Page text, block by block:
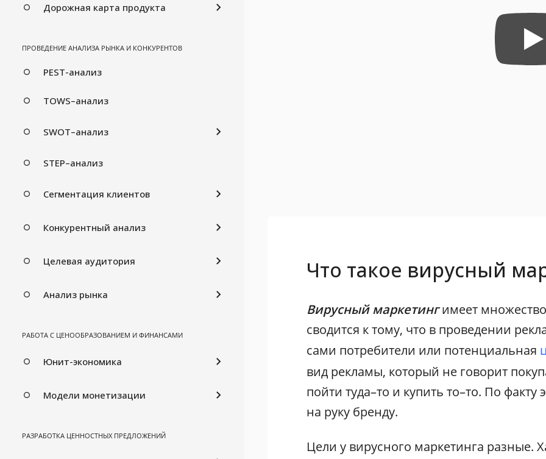
Дорожная карта продукта
ПРОВЕДЕНИЕ АНАЛИЗА РЫНКА И КОНКУРЕНТОВ
PEST-анализ
TOWS–анализ
SWOT–анализ
STEP–анализ
Сегментация клиентов
Конкурентный анализ
Целевая аудитория
Анализ рынка
РАБОТА С ЦЕНООБРАЗОВАНИЕМ И ФИНАНСАМИ
Юнит-экономика
Модели монетизации
РАЗРАБОТКА ЦЕННОСТНЫХ ПРЕДЛОЖЕНИЙ
Что такое вирусный
Вирусный маркетингимеет
сводится к тому, что в проведении
сами потребители или потенциальная
вид рекламы, который не говорит
пойти туда–то и купить то–то. По
на руку бренду.
Цели у вирусного маркетинга разные.